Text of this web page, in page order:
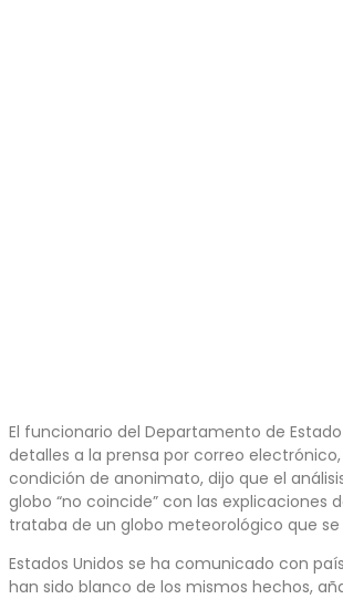
El funcionario del Departamento de
detalles a la prensa por correo
condición de anonimato, dijo que el
globo “no coincide” con las explicaciones
trataba de un globo meteorológico que se
Estados Unidos se ha comunicado con
han sido blanco de los mismos hechos,